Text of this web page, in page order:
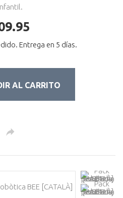
Entrega en 5 días.
AL CARRITO